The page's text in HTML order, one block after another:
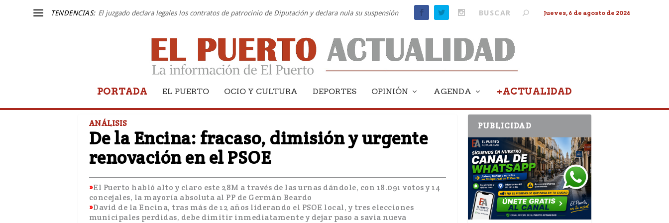
TENDENCIAS: El juzgado declara legales los contratos de patrocinio de Diputación y declara nula su suspensión Jueves, 6 de agosto de 2026
PORTADA EL PUERTO OCIO Y CULTURA DEPORTES OPINIÓN AGENDA +ACTUALIDAD
ANÁLISIS
De la Encina: fracaso, dimisión y urgente
renovación en el PSOE
El Puerto habló alto y claro este 28M a través de las urnas dándole, con 18.091 votos y 14
concejales, la mayoría absoluta al PP de Germán Beardo
David de la Encina, tras más de 12 años liderando el PSOE local, y tres elecciones
municipales perdidas, debe dimitir inmediatamente y dejar paso a savia nueva
PUBLICIDAD